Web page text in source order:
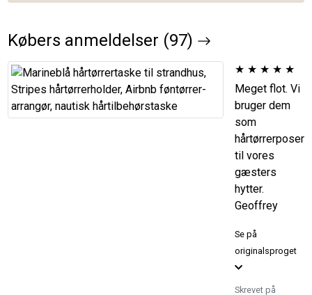
Købers anmeldelser (97)
★ ★ ★ ★ ★
Meget flot. Vi
bruger dem
som
hårtørrerposer
til vores
gæsters
hytter.
Geoffrey
Se på
originalsproget
Skrevet på